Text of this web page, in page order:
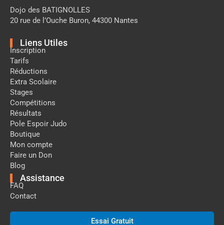
Dojo des BATIGNOLLES
20 rue de l’Ouche Buron, 44300 Nantes
Liens Utiles
Inscription
Tarifs
Réductions
Extra Scolaire
Stages
Compétitions
Résultats
Pole Espoir Judo
Boutique
Mon compte
Faire un Don
Blog
Assistance
FAQ
Contact
Essai Gratuit